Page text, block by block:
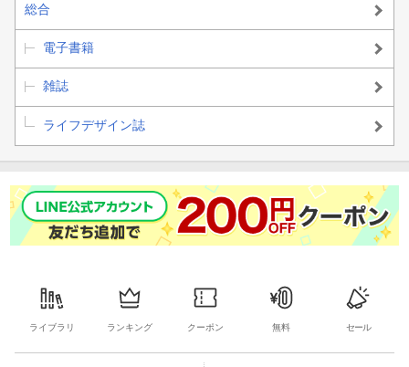
総合
電子書籍
雑誌
ライフデザイン誌
ライブラリ ランキング クーポン 無料 セール